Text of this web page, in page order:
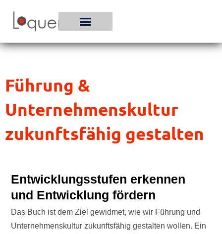
Inhalt
Führung &
Unternehmenskultur
zukunftsfähig gestalten
Entwicklungsstufen erkennen
und Entwicklung fördern
Das Buch ist dem Ziel gewidmet, wie wir Führung und
Unternehmenskultur zukunftsfähig gestalten wollen. Ein